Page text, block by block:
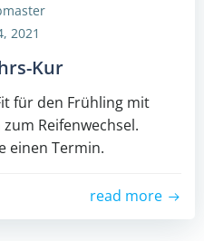
2021
Kur
für den Frühling mit
Reifenwechsel.
einen Termin.
read more